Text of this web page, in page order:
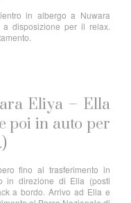
in albergo a Nuwara
disposizione per il relax.
Eliya – Ella
poi in auto per
fino al trasferimento in
in direzione di Ella (posti
a bordo. Arrivo ad Ella e